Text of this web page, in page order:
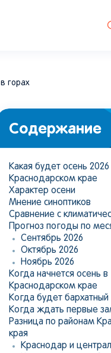
горах
Содержание
Какая будет осень
Краснодарском крае
Характер осени
Мнение синоптиков
Сравнение с
Прогноз погоды по
Сентябрь 2026
Октябрь 2026
Ноябрь 2026
Когда начнется осень в
Краснодарском крае
Когда будет бархатный
Когда ждать первые
Разница по районам
края
Краснодар и